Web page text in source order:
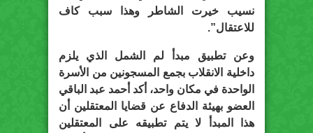
نسيب خيرت الشاطر وهذا سبب كاف
للاعتقال”.
وعن تطبيق مبدأ لم الشمل الذي يلزم
داخلية الانقلاب بجمع المسجونين من الأسرة
الواحدة في مكان واحد، أكد أحمد عبد الباقي
العضو بهيئة الدفاع عن قضايا المعتقلين أن
هذا المبدأ لا يتم تطبيقه على المعتقلين